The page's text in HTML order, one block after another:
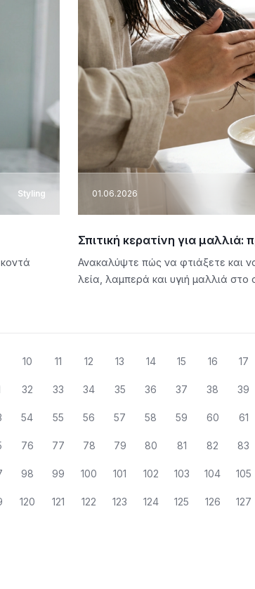
Styling 01.06.2026
Σπιτική κερατίνη για
Ανακαλύψτε πώς να φτιάξετε και
λεία, λαμπερά και υγιή μαλλιά στο
10 11 12 13 14 15 16 17
32 33 34 35 36 37 38 39
54 55 56 57 58 59 60 61
76 77 78 79 80 81 82 83
98 99 100 101 102 103 104 105
120 121 122 123 124 125 126 127